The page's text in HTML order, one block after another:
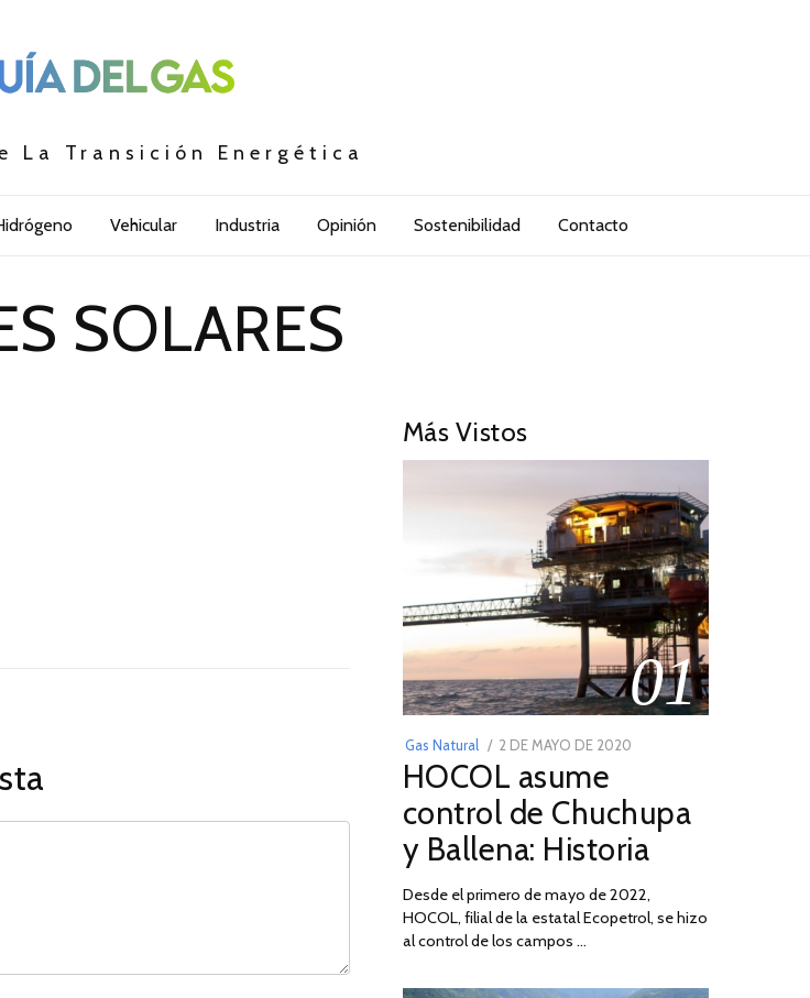
La Transición Energética
Vehicular Industria Opinión Sostenibilidad Contacto
SOLARES
Más Vistos
01
Gas Natural
POSTED
ON
2 DE MAYO DE 2020
DE
2026
HOCOL asume
control de Chuchupa
y Ballena: Historia
Desde el primero de mayo de 2022,
HOCOL, filial de la estatal Ecopetrol, se hizo
al control de los campos …